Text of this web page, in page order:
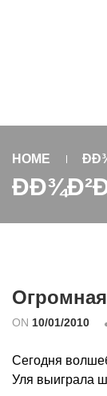
HOME
ON 10/01/2010
Сегодня
Уля выиграла